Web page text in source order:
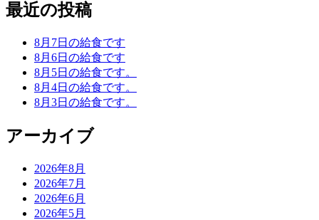
最近の投稿
8月7日の給食です
8月6日の給食です
8月5日の給食です。
8月4日の給食です。
8月3日の給食です。
アーカイブ
2026年8月
2026年7月
2026年6月
2026年5月